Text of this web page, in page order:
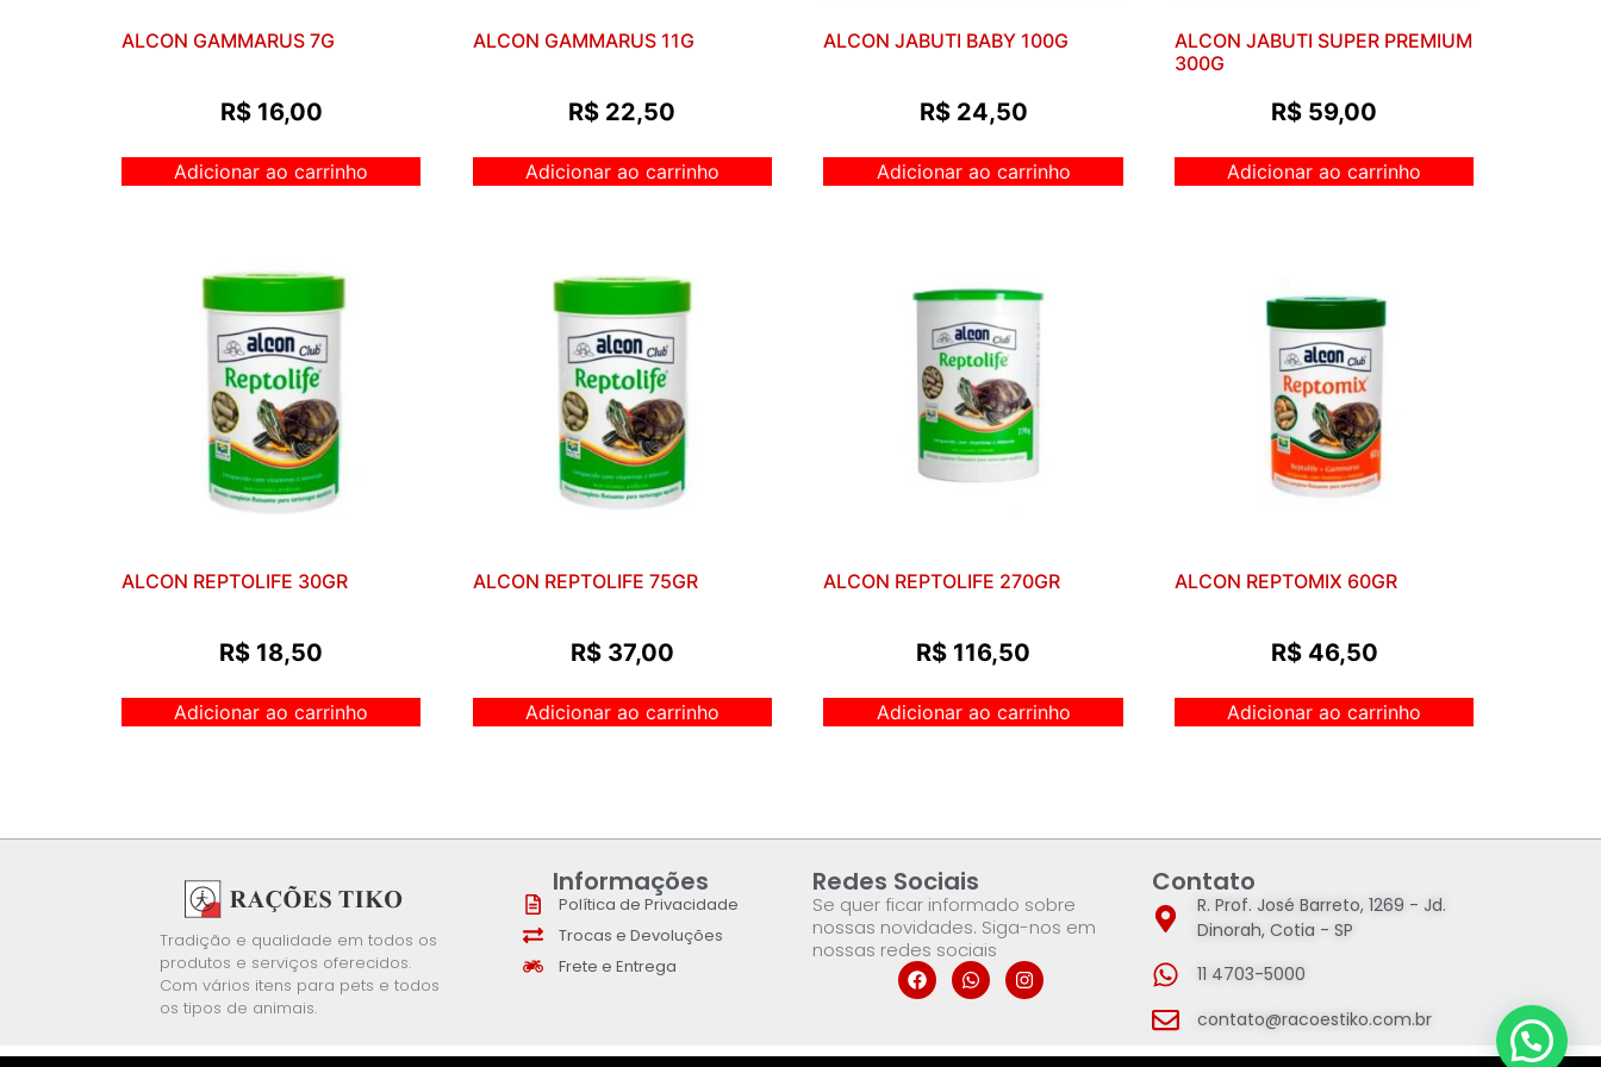
ALCON GAMMARUS 7G
R$16,00
Adicionar ao carrinho
ALCON GAMMARUS 11G
R$ 22,50
Adicionar ao carrinho
ALCON JABUTI BABY 100G
R$24,50
Adicionar ao carrinho
ALCON JABUTI SUPER PREMIUM
300G
R$ 59,00
Adicionar ao carrinho
ALCON REPTOLIFE 30GR
R$ 18,50
Adicionar ao carrinho
ALCON REPTOLIFE 75GR
R$37,00
Adicionar ao carrinho
ALCON REPTOLIFE 270GR
R$ 116,50
Adicionar ao carrinho
ALCON REPTOMIX 60GR
R$46,50
Adicionar ao carrinho
Tradição e qualidade em todos os
produtos e serviços oferecidos.
Com vários itens para pets e todos
os tipos de animais.
Informações
Política de Privacidade
Trocas e Devoluções
Frete e Entrega
Redes Sociais
Se quer ficar informado sobre
nossas novidades. Siga-nos em
nossas redes sociais
Contato
R. Prof. José Barreto, 1269 - Jd.
Dinorah, Cotia - SP
11 4703-5000
contato@racoestiko.com.br